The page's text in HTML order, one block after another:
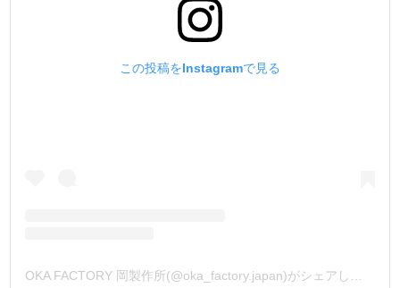
この投稿をInstagramで見る